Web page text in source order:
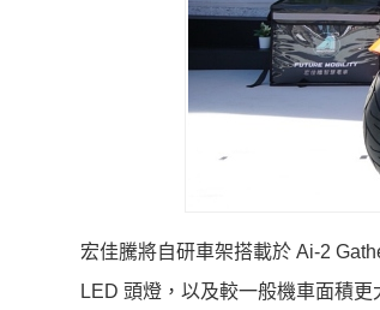
宏佳騰將自研車架搭載於 Ai-2
LED 頭燈，以及較一般機車面積